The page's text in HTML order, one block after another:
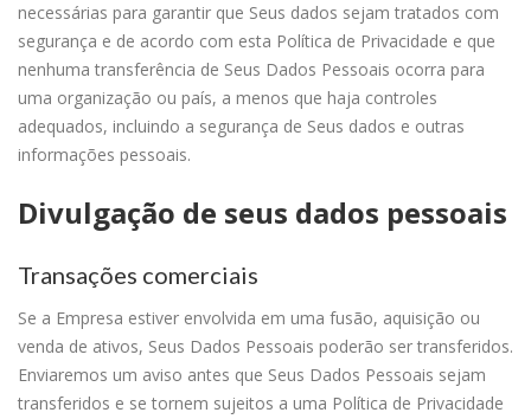
necessárias para garantir que Seus dados sejam tratados com
segurança e de acordo com esta Política de Privacidade e que
nenhuma transferência de Seus Dados Pessoais ocorra para
uma organização ou país, a menos que haja controles
adequados, incluindo a segurança de Seus dados e outras
informações pessoais.
Divulgação de seus dados pessoais
Transações comerciais
Se a Empresa estiver envolvida em uma fusão, aquisição ou
venda de ativos, Seus Dados Pessoais poderão ser transferidos.
Enviaremos um aviso antes que Seus Dados Pessoais sejam
transferidos e se tornem sujeitos a uma Política de Privacidade